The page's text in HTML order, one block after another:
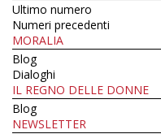
Ultimo numero
Numeri precedenti
MORALIA
Blog
Dialoghi
IL REGNO DELLE DONNE
Blog
NEWSLETTER